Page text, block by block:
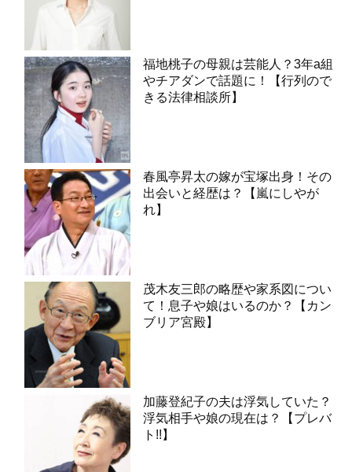
福地桃子の母親は芸能人？3年a組
やチアダンで話題に！【行列ので
きる法律相談所】
春風亭昇太の嫁が宝塚出身！その
出会いと経歴は？【嵐にしやが
れ】
茂木友三郎の略歴や家系図につい
て！息子や娘はいるのか？【カン
ブリア宮殿】
加藤登紀子の夫は浮気していた？
浮気相手や娘の現在は？【プレバ
ト!!】